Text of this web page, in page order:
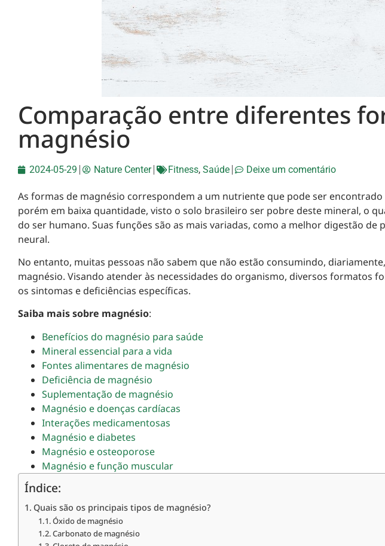
Comparação entre diferentes
magnésio
2024-05-29 Nature Center Fitness, Saúde Deixe um comentário
As formas de magnésio correspondem a um nutriente que pode ser
porém em baixa quantidade, visto o solo brasileiro ser pobre deste mineral, o
do ser humano. Suas funções são as mais variadas, como a melhor digestão de
neural.
No entanto, muitas pessoas não sabem que não estão consumindo,
magnésio. Visando atender às necessidades do organismo, diversos formatos
os sintomas e deficiências específicas.
Saiba mais sobre magnésio:
Benefícios do magnésio para saúde
Mineral essencial para a vida
Fontes alimentares de magnésio
Deficiência de magnésio
Suplementação de magnésio
Magnésio e doenças cardíacas
Interações medicamentosas
Magnésio e diabetes
Magnésio e osteoporose
Magnésio e função muscular
Índice:
Quais são os principais tipos de magnésio?
Óxido de magnésio
Carbonato de magnésio